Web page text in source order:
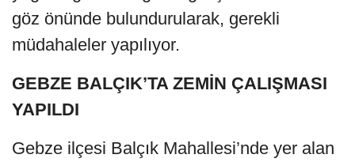
göz önünde bulundurularak, gerekli
müdahaleler yapılıyor.
GEBZE BALÇIK’TA ZEMİN ÇALIŞMASI
YAPILDI
Gebze ilçesi Balçık Mahallesi’nde yer alan